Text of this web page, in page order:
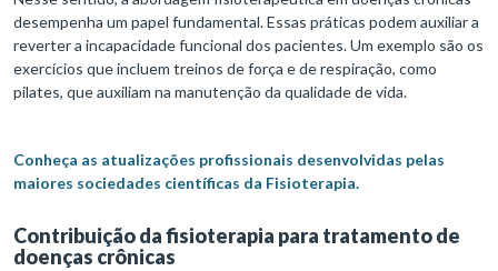
desempenha um papel fundamental. Essas práticas podem auxiliar a
reverter a incapacidade funcional dos pacientes. Um exemplo são os
exercícios que incluem treinos de força e de respiração, como
pilates, que auxiliam na manutenção da qualidade de vida.
Conheça as atualizações profissionais desenvolvidas pelas
maiores sociedades científicas da Fisioterapia.
Contribuição da fisioterapia para tratamento de
doenças crônicas